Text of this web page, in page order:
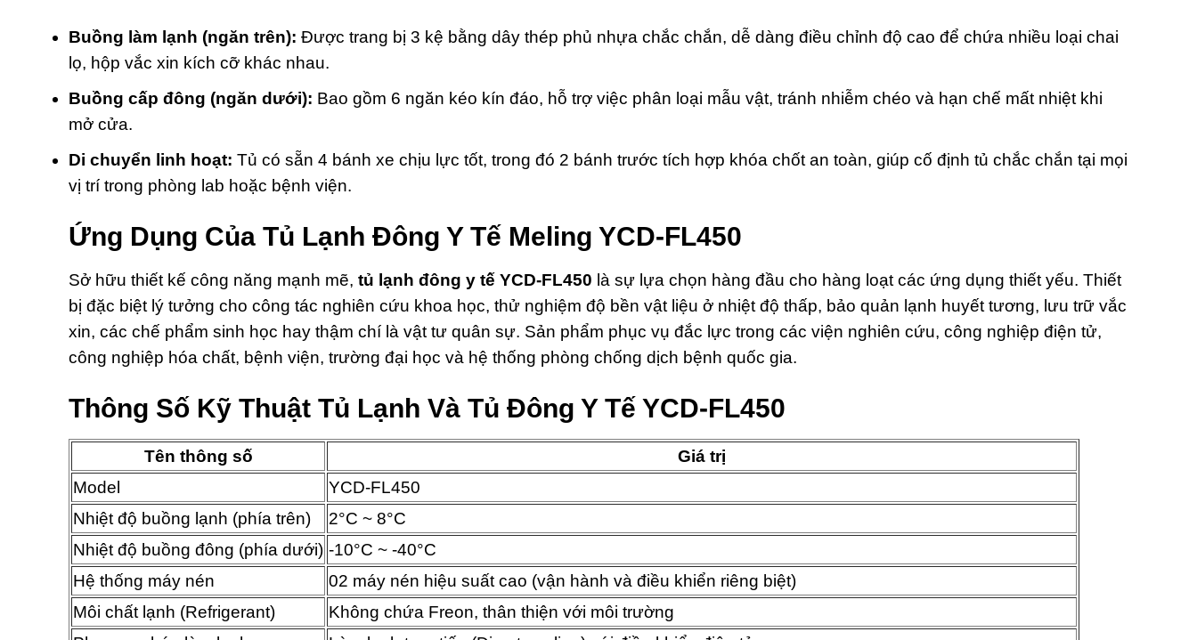
Buồng làm lạnh (ngăn trên): Được trang bị 3 kệ bằng dây thép phủ nhựa chắc chắn, dễ dàng điều chỉnh độ cao để chứa nhiều loại chai
lọ, hộp vắc xin kích cỡ khác nhau.
Buồng cấp đông (ngăn dưới): Bao gồm 6 ngăn kéo kín đáo, hỗ trợ việc phân loại mẫu vật, tránh nhiễm chéo và hạn chế mất nhiệt khi
mở cửa.
Di chuyển linh hoạt: Tủ có sẵn 4 bánh xe chịu lực tốt, trong đó 2 bánh trước tích hợp khóa chốt an toàn, giúp cố định tủ chắc chắn tại mọi
vị trí trong phòng lab hoặc bệnh viện.
Ứng Dụng Của Tủ Lạnh Đông Y Tế Meling YCD-FL450
Sở hữu thiết kế công năng mạnh mẽ, tủ lạnh đông y tế YCD-FL450 là sự lựa chọn hàng đầu cho hàng loạt các ứng dụng thiết yếu. Thiết
bị đặc biệt lý tưởng cho công tác nghiên cứu khoa học, thử nghiệm độ bền vật liệu ở nhiệt độ thấp, bảo quản lạnh huyết tương, lưu trữ vắc
xin, các chế phẩm sinh học hay thậm chí là vật tư quân sự. Sản phẩm phục vụ đắc lực trong các viện nghiên cứu, công nghiệp điện tử,
công nghiệp hóa chất, bệnh viện, trường đại học và hệ thống phòng chống dịch bệnh quốc gia.
Thông Số Kỹ Thuật Tủ Lạnh Và Tủ Đông Y Tế YCD-FL450
Tên thông số
Giá trị
Model
YCD-FL450
Nhiệt độ buồng lạnh (phía trên)
2°C ~ 8°C
Nhiệt độ buồng đông (phía dưới) -10°C ~ -40°C
Hệ thống máy nén
02 máy nén hiệu suất cao (vận hành và điều khiển riêng biệt)
Môi chất lạnh (Refrigerant)
Không chứa Freon, thân thiện với môi trường